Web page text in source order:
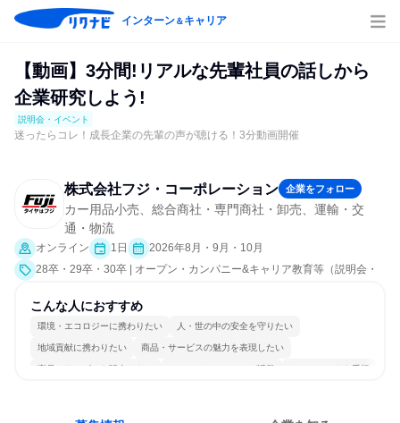
インターン＆キャリア
【動画】3分間!リアルな先輩社員の話しから
企業研究しよう!
説明会・イベント
迷ったらコレ！成長企業の先輩の声が聴ける！3分動画開催
株式会社フジ・コーポレーション 企業をフォロー
カー用品小売、総合商社・専門商社・卸売、運輸・交
通・物流
オンライン 1日
2026年8月・9月・10月
28卒・29卒・30卒 | オープン・カンパニー&キャリア教育等（説明会・
こんな人におすすめ
環境・エコロジーに携わりたい 人・世の中の安全を守りたい
地域貢献に携わりたい 商品・サービスの魅力を表現したい
商品・サービスを販売したい コミュニケーションが活発 チームワークを重視